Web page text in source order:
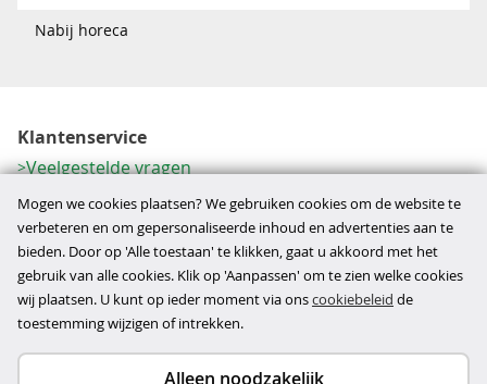
Nabij horeca
Klantenservice
Veelgestelde vragen
Contactformulier
Herroeping
Over ons
Bedrijfsgegevens
Werkwijze
Mogen we cookies plaatsen? We gebruiken cookies om de website te
verbeteren en om gepersonaliseerde inhoud en advertenties aan te
bieden. Door op 'Alle toestaan' te klikken, gaat u akkoord met het
gebruik van alle cookies. Klik op 'Aanpassen' om te zien welke cookies
wij plaatsen. U kunt op ieder moment via onscookiebeleid de
toestemming wijzigen of intrekken.
Alleen noodzakelijk